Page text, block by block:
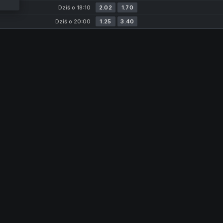
Dziś o 18:10 2.02
1.70
Dziś o 20:00 1.25 3.40